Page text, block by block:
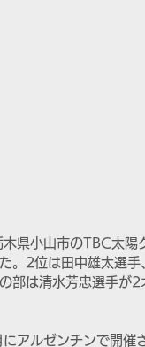
県小山市のTBC太陽
。2位は田中雄太選
部は清水芳忠選手が
アルゼンチンで開催